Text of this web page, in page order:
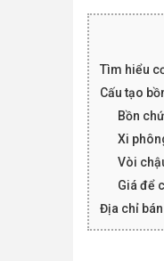
Tìm hiểu
Cấu tạo
Bồn
Xi
Vòi
Giá để
Địa chỉ